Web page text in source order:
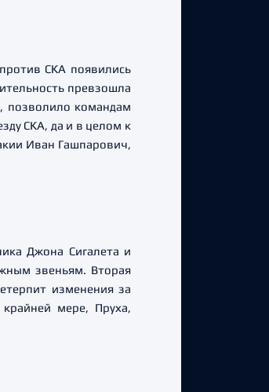
СКА появились
превзошла
позволило командам
СКА, да и в целом к
Иван Гашпарович,
Джона Сигалета и
звеньям. Вторая
изменения за
мере, Пруха,